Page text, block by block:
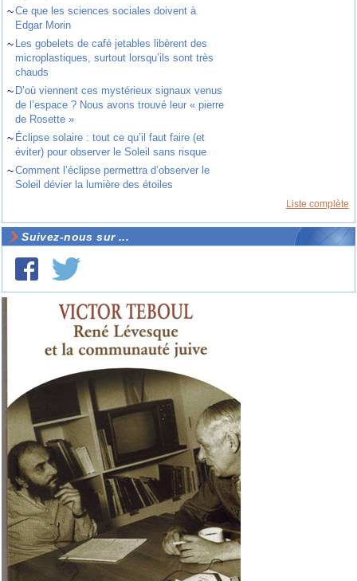
~Ce que les sciences sociales doivent à
Edgar Morin
~ Les gobelets de café jetables libèrent des
microplastiques, surtout lorsqu’ils sont très
chauds
~ D’où viennent ces mystérieux signaux venus
de l’espace ? Nous avons trouvé leur « pierre
de Rosette »
~ Éclipse solaire : tout ce qu’il faut faire (et
éviter) pour observer le Soleil sans risque
~Comment l’éclipse permettra d’observer le
Soleil dévier la lumière des étoiles
Liste complète
Suivez-nous sur ...